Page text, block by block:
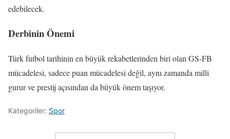
edebilecek.
Derbinin Önemi
Türk futbol tarihinin en büyük rekabetlerinden biri olan GS-FB
mücadelesi, sadece puan mücadelesi değil, aynı zamanda milli
gurur ve prestij açısından da büyük önem taşıyor.
Kategoriler: Spor